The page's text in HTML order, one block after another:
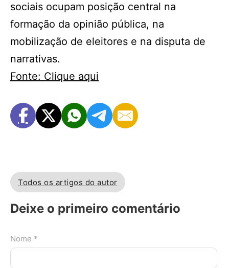
sociais ocupam posição central na
formação da opinião pública, na
mobilização de eleitores e na disputa de
narrativas.
Fonte: Clique aqui
Todos os artigos do autor
Deixe o primeiro comentário
Nome *